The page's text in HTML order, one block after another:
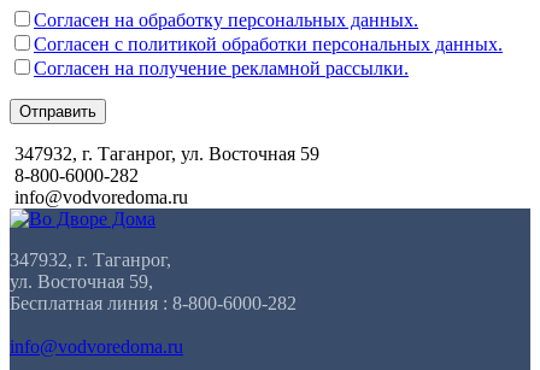
Согласен на обработку персональных данных.
Согласен с политикой обработки персональных данных.
Согласен на получение рекламной рассылки.
Отправить
347932, г. Таганрог, ул. Восточная 59
8-800-6000-282
info@vodvoredoma.ru
347932, г. Таганрог,
ул. Восточная 59,
Бесплатная линия : 8-800-6000-282
info@vodvoredoma.ru